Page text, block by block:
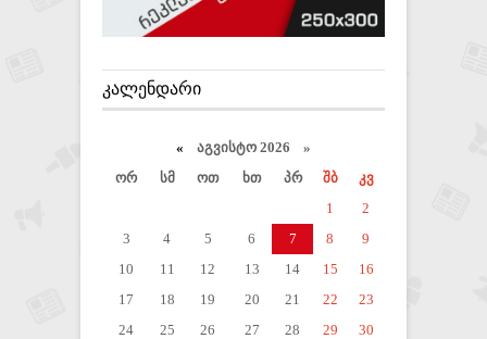
ᲙᲐᲚᲔᲜᲓᲐᲠᲘ
« აგვისტო 2026 »
ორ
სმ ოთ ხთ პრ შბ
კვ
1
2
3
4 5 6 7 8
9
10
11 12 13 14 15
16
17
18 19 20 21 22
23
24
25 26 27 28 29
30